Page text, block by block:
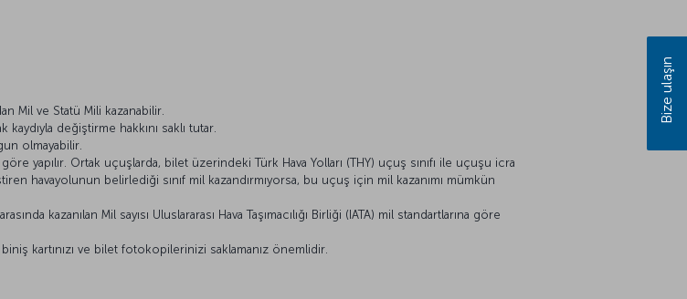
Mil ve Statü Mili kazanabilir.
değiştirme hakkını saklı tutar.
olmayabilir.
yapılır. Ortak uçuşlarda, bilet üzerindeki Türk Hava Yolları (THY) uçuş sınıfı ile uçuşu icra
havayolunun belirlediği sınıf mil kazandırmıyorsa, bu uçuş için mil kazanımı mümkün
kazanılan Mil sayısı Uluslararası Hava Taşımacılığı Birliği (IATA) mil standartlarına göre
kartınızı ve bilet fotokopilerinizi saklamanız önemlidir.
Bize ulaşın